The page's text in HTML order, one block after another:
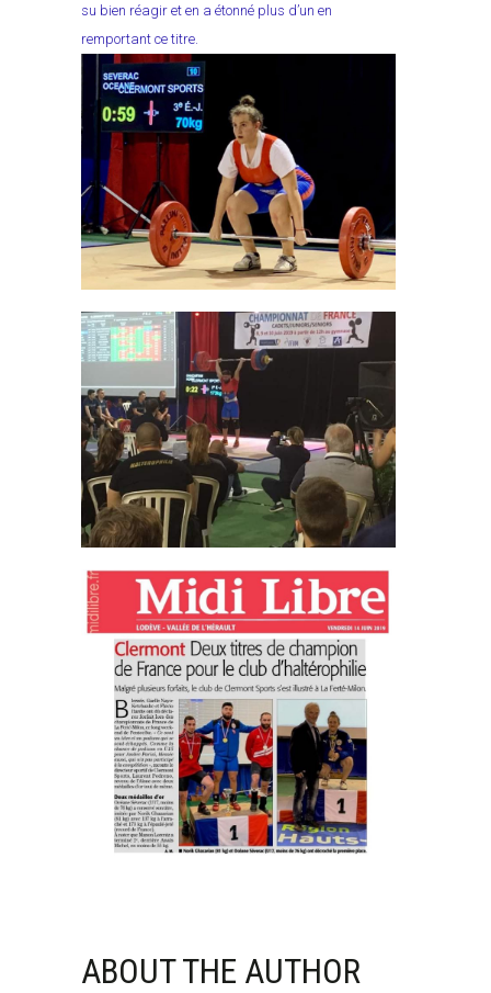
su bien réagir et en a étonné plus d’un en
remportant ce titre.
ABOUT THE AUTHOR